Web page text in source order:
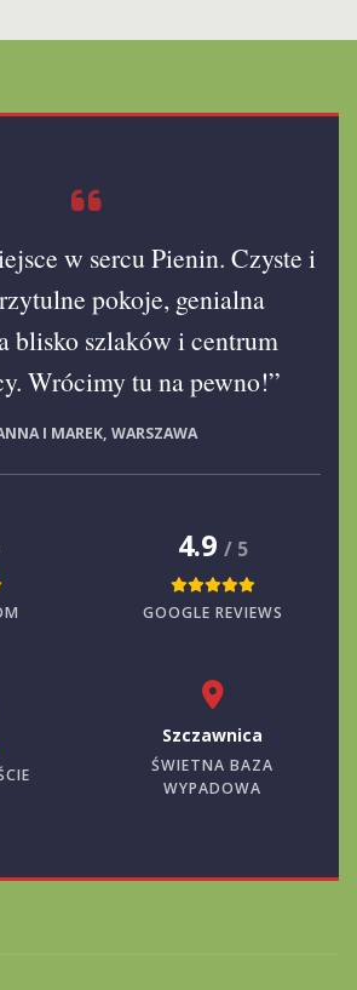
w sercu Pienin. Czyste i
pokoje, genialna
blisko szlaków i centrum
Wrócimy tu na pewno!”
I MAREK, WARSZAWA
4.9 / 5
GOOGLE REVIEWS
Szczawnica
ŚWIETNA BAZA
WYPADOWA